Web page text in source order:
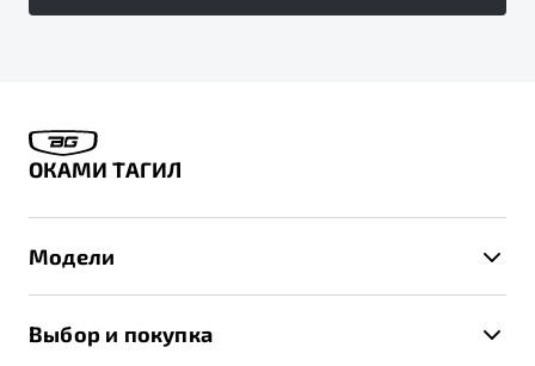
ОКАМИ ТАГИЛ
Модели
Выбор и покупка